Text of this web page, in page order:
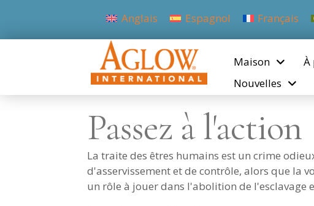
Anglais Espagnol Français
Maison À
Nouvelles
Passez à l'action
La traite des êtres humains est un crime
d'asservissement et de contrôle, alors que la
un rôle à jouer dans l'abolition de l'esclavage